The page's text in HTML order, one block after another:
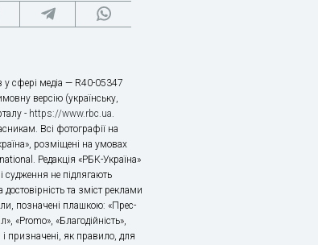
у сфері медіа — R40-05347
версію (українську,
- https://www.rbc.ua.
Всі фотографії на
розміщені на умовах
Редакція «РБК-Україна»
судження не підлягають
та зміст реклами
позначені плашкою: «Прес-
«Promo», «Благодійність»,
призначені, як правило, для